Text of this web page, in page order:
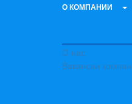
О КОМПАНИИ
О нас
Вакансии